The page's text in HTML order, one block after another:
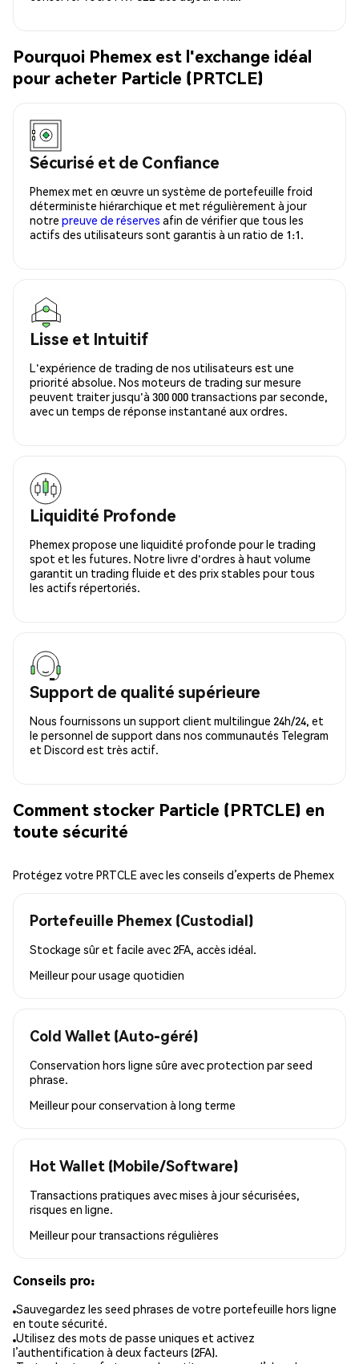
Pourquoi Phemex est l'exchange idéal
pour acheter Particle (PRTCLE)
Sécurisé et de Confiance
Phemex met en œuvre un système de portefeuille froid
déterministe hiérarchique et met régulièrement à jour
notre preuve de réserves afin de vérifier que tous les
actifs des utilisateurs sont garantis à un ratio de 1:1.
Lisse et Intuitif
L'expérience de trading de nos utilisateurs est une
priorité absolue. Nos moteurs de trading sur mesure
peuvent traiter jusqu'à 300 000 transactions par seconde,
avec un temps de réponse instantané aux ordres.
Liquidité Profonde
Phemex propose une liquidité profonde pour le trading
spot et les futures. Notre livre d'ordres à haut volume
garantit un trading fluide et des prix stables pour tous
les actifs répertoriés.
Support de qualité supérieure
Nous fournissons un support client multilingue 24h/24, et
le personnel de support dans nos communautés Telegram
et Discord est très actif.
Comment stocker Particle (PRTCLE) en
toute sécurité
Protégez votre PRTCLE avec les conseils d’experts de Phemex
Portefeuille Phemex (Custodial)
Stockage sûr et facile avec 2FA, accès idéal.
Meilleur pourusage quotidien
Cold Wallet (Auto-géré)
Conservation hors ligne sûre avec protection par seed
phrase.
Meilleur pourconservation à long terme
Hot Wallet (Mobile/Software)
Transactions pratiques avec mises à jour sécurisées,
risques en ligne.
Meilleur pour transactions régulières
Conseils pro:
Sauvegardez les seed phrases de votre portefeuille hors ligne
en toute sécurité.
Utilisez des mots de passe uniques et activez
l’authentification à deux facteurs (2FA).